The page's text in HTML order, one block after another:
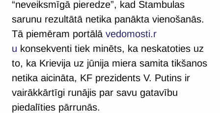
“neveiksmīgā pieredze”, kad Stambulas
sarunu rezultātā netika panākta vienošanās.
Tā piemēram portālā vedomosti.r
u konsekventi tiek minēts, ka neskatoties uz
to, ka Krievija uz jūnija miera samita tikšanos
netika aicināta, KF prezidents V. Putins ir
vairākkārtīgi runājis par savu gatavību
piedalīties pārrunās.